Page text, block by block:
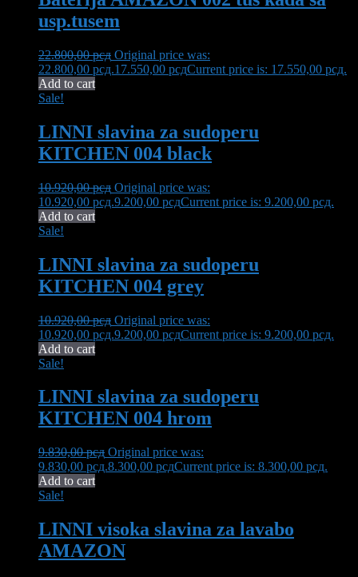
usp.tusem
22.800,00рсд Original price was:
22.800,00 рсд.17.550,00 рсдCurrent price is: 17.550,00 рсд.
Add to cart
Sale!
LINNI slavina za sudoperu
KITCHEN 004 black
10.920,00рсд Original price was:
10.920,00 рсд.9.200,00 рсдCurrent price is: 9.200,00 рсд.
Add to cart
Sale!
LINNI slavina za sudoperu
KITCHEN 004 grey
10.920,00рсд Original price was:
10.920,00 рсд.9.200,00 рсдCurrent price is: 9.200,00 рсд.
Add to cart
Sale!
LINNI slavina za sudoperu
KITCHEN 004 hrom
9.830,00рсд Original price was:
9.830,00 рсд.8.300,00 рсдCurrent price is: 8.300,00 рсд.
Add to cart
Sale!
LINNI visoka slavina za lavabo
AMAZON